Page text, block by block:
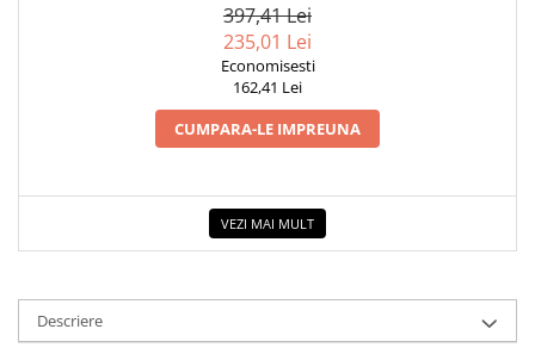
397,41 Lei
235,01 Lei
Economisesti
162,41 Lei
CUMPARA-LE IMPREUNA
VEZI MAI MULT
Descriere